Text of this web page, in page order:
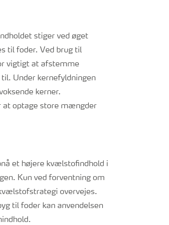
stiger ved øget
til foder. Ved brug til
vigtigt at afstemme
Under kernefyldningen
kerner.
at optage store mængder
et højere kvælstofindhold i
Kun ved forventning om
overvejes.
til foder kan anvendelsen